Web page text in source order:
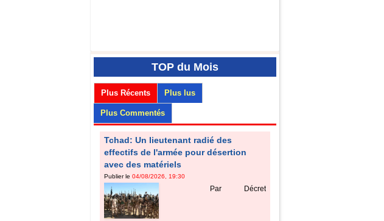
TOP du Mois
Plus Récents Plus lus
Plus Commentés
Tchad: Un lieutenant radié des
effectifs de l'armée pour désertion
avec des matériels
Publier le 04/08/2026, 19:30
Par Décret